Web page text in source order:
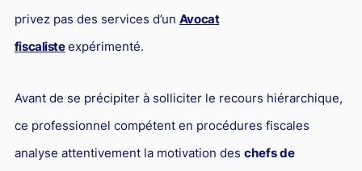
privez pas des services d’un Avocat
fiscalisteexpérimenté.
Avant de se précipiter à solliciter le recours hiérarchique,
ce professionnel compétent en procédures fiscales
analyse attentivement la motivation des chefs de